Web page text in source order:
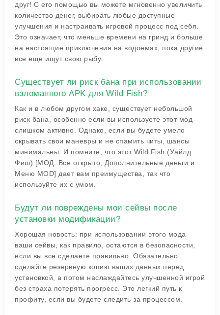
друг! С его помощью вы можете мгновенно увеличить
количество денег, выбирать любые доступные
улучшения и настраивать игровой процесс под себя.
Это означает, что меньше времени на гринд и больше
на настоящие приключения на водоемах, пока другие
все еще ищут свою рыбу.
Существует ли риск бана при использовании
взломанного APK для Wild Fish?
Как и в любом другом хаке, существует небольшой
риск бана, особенно если вы используете этот мод
слишком активно. Однако, если вы будете умело
скрывать свои маневры и не спамить читы, шансы
минимальны. И помните, что этот Wild Fish (Уайлд
Фиш) [МОД: Все открыто, Дополнительные деньги и
Меню MOD] дает вам преимущества, так что
используйте их с умом.
Будут ли повреждены мои сейвы после
установки модификации?
Хорошая новость: при использовании этого мода
ваши сейвы, как правило, остаются в безопасности,
если вы все сделаете правильно. Обязательно
сделайте резервную копию ваших данных перед
установкой, а потом наслаждайтесь улучшенной игрой
без страха потерять прогресс. Это легкий путь к
профиту, если вы будете следить за процессом.